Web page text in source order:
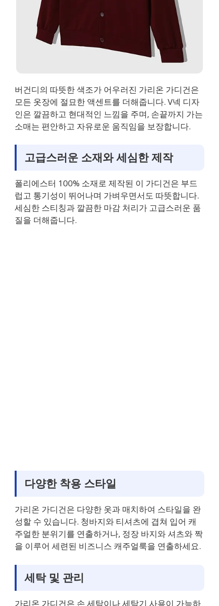
버건디의 따뜻한 색조가 어우러진 가리온 가디건은
모든 옷장에 절묘한 액센트를 더해줍니다. V넥 디자
인은 깔끔하고 현대적인 느낌을 주며, 손끝까지 가는
소매는 편안하고 자유로운 움직임을 보장합니다.
고급스러운 소재와 세심한 제작
폴리에스터 100% 소재로 제작된 이 가디건은 부드
럽고 통기성이 뛰어나며 가벼우면서도 따뜻합니다.
세심한 스티칭과 깔끔한 마감 처리가 고급스러운 품
질을 더해줍니다.
다양한 착용 스타일
가리온 가디건은 다양한 옷과 매치하여 스타일을 완
성할 수 있습니다. 청바지와 티셔츠에 겹쳐 입어 캐
주얼한 분위기를 연출하거나, 정장 바지와 셔츠와 짝
을 이루어 세련된 비즈니스 캐주얼룩을 연출하세요.
세탁 및 관리
가리온 가디건은 손 세탁이나 세탁기 사용이 가능하